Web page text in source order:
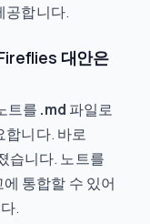
공합니다.
대안은
트를 .md 파일로
합니다. 바로
습니다. 노트를
통합할 수 있어
.